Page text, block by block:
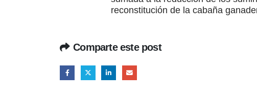
reconstitución de la cabaña
Comparte este post